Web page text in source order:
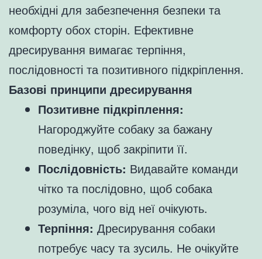
необхідні для забезпечення безпеки та
комфорту обох сторін. Ефективне
дресирування вимагає терпіння,
послідовності та позитивного підкріплення.
Базові принципи дресирування
Позитивне підкріплення:
Нагороджуйте собаку за бажану
поведінку, щоб закріпити її.
Послідовність: Видавайте команди
чітко та послідовно, щоб собака
розуміла, чого від неї очікують.
Терпіння: Дресирування собаки
потребує часу та зусиль. Не очікуйте